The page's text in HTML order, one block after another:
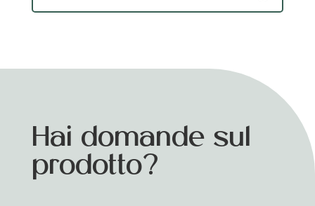
Hai domande sul
prodotto?